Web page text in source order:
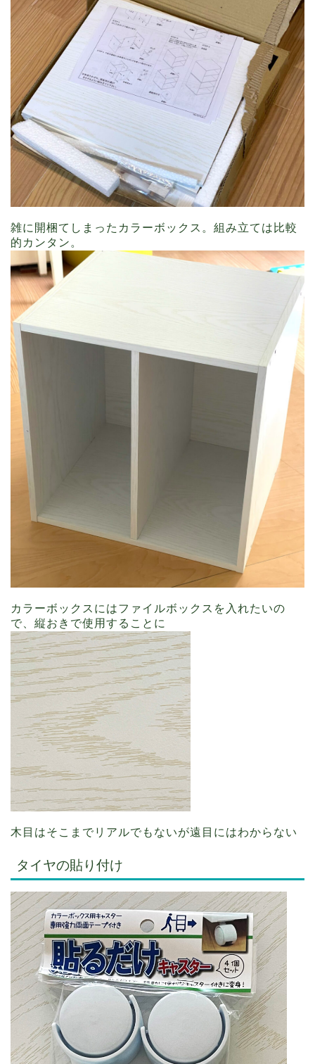
雑に開梱てしまったカラーボックス。組み立ては比較
的カンタン。
カラーボックスにはファイルボックスを入れたいの
で、縦おきで使用することに
木目はそこまでリアルでもないが遠目にはわからない
タイヤの貼り付け